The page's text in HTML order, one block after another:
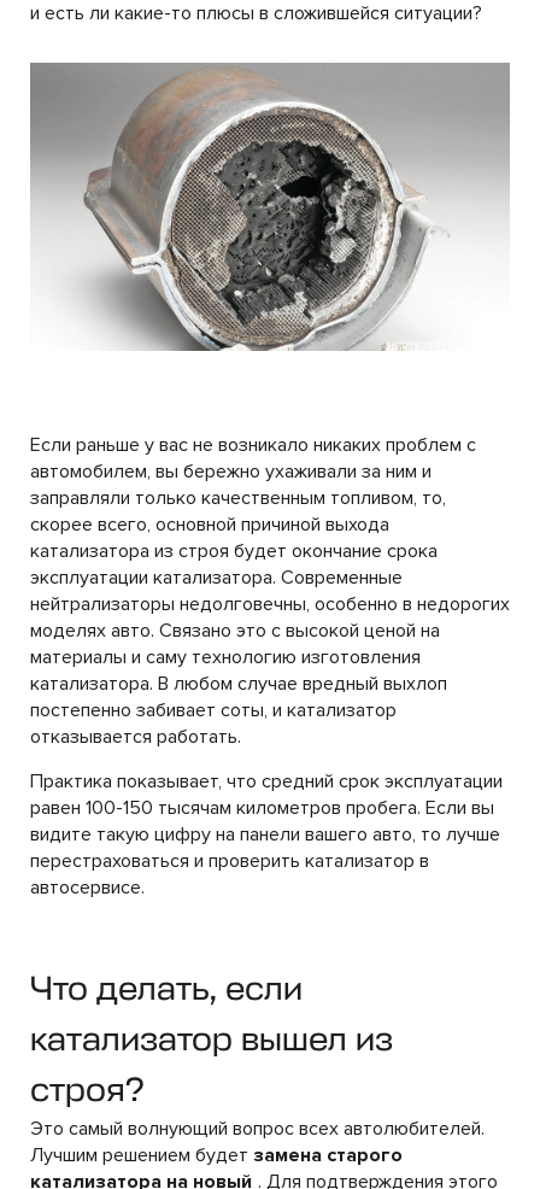
и есть ли какие-то плюсы в сложившейся ситуации?
Если раньше у вас не возникало никаких проблем с
автомобилем, вы бережно ухаживали за ним и
заправляли только качественным топливом, то,
скорее всего, основной причиной выхода
катализатора из строя будет окончание срока
эксплуатации катализатора. Современные
нейтрализаторы недолговечны, особенно в недорогих
моделях авто. Связано это с высокой ценой на
материалы и саму технологию изготовления
катализатора. В любом случае вредный выхлоп
постепенно забивает соты, и катализатор
отказывается работать.
Практика показывает, что средний срок эксплуатации
равен 100-150 тысячам километров пробега. Если вы
видите такую цифру на панели вашего авто, то лучше
перестраховаться и проверить катализатор в
автосервисе.
Что делать, если
катализатор вышел из
строя?
Это самый волнующий вопрос всех автолюбителей.
Лучшим решением будет замена старого
катализатора на новый . Для подтверждения этого